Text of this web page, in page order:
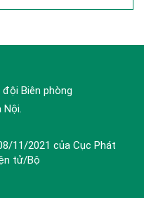
khu vực và quốc tế
Biên phòng
Nội.
11/2021 của Cục Phát
tử/Bộ